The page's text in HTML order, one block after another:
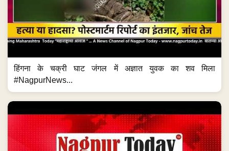
हिंगना के चक्री घाट जंगल में अज्ञात युवक का शव मिला
#NagpurNews...